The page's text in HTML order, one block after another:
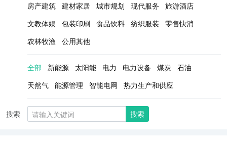
房产建筑 建材家居 城市规划 现代服务
旅游酒店
文教体娱
包装印刷 食品饮料 纺织服装
零售快消
农林牧渔
公用其他
全部 新能源 太阳能 电力 电力设备 煤炭 石油
天然气 能源管理 智能电网 热力生产和供应
搜索 搜索